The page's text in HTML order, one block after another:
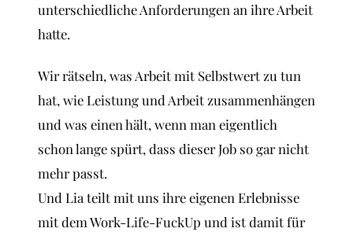
unterschiedliche Anforderungen an ihre Arbeit
hatte.
Wir rätseln, was Arbeit mit Selbstwert zu tun
hat, wie Leistung und Arbeit zusammenhängen
und was einen hält, wenn man eigentlich
schon lange spürt, dass dieser Job so gar nicht
mehr passt.
Und Lia teilt mit uns ihre eigenen Erlebnisse
mit dem Work-Life-FuckUp und ist damit für